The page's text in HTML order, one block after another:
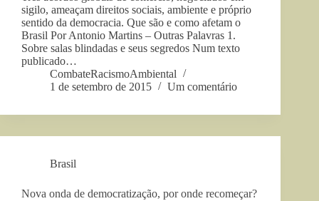
sigilo, ameaçam direitos sociais, ambiente e próprio
sentido da democracia. Que são e como afetam o
Brasil Por Antonio Martins – Outras Palavras 1.
Sobre salas blindadas e seus segredos Num texto
publicado…
CombateRacismoAmbiental
1 de setembro de 2015
Um comentário
Brasil
Nova onda de democratização, por onde recomeçar?